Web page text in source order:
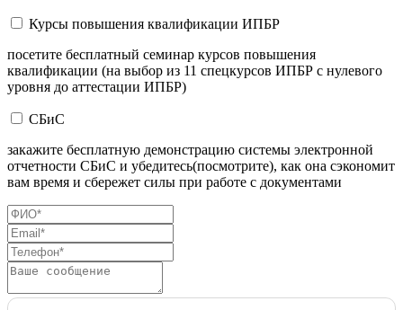
Курсы повышения квалификации ИПБР
посетите бесплатный семинар курсов повышения
квалификации (на выбор из 11 спецкурсов ИПБР с нулевого
уровня до аттестации ИПБР)
СБиС
закажите бесплатную демонстрацию системы электронной
отчетности СБиС и убедитесь(посмотрите), как она сэкономит
вам время и сбережет силы при работе с документами